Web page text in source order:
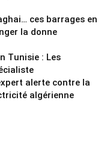
ces barrages en
la donne
Tunisie : Les
alerte contre la
algérienne